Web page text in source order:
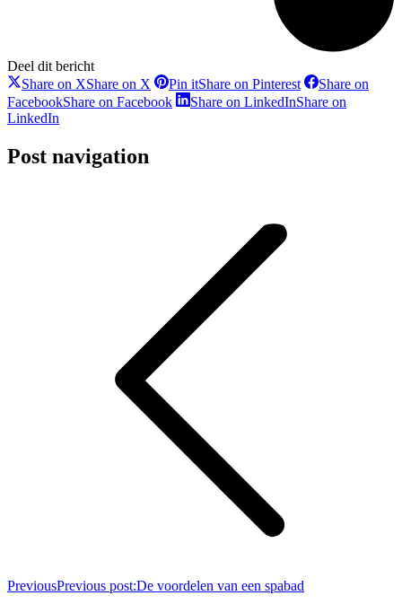
Deel dit bericht
Share on XShare on X Pin itShare on Pinterest
Share on
FacebookShare on Facebook Share on LinkedInShare on
LinkedIn
Post navigation
PreviousPrevious post:De voordelen van een spabad